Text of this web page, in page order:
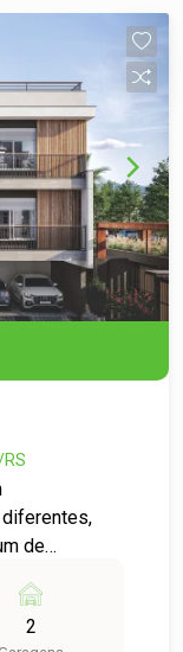
de
viver de
Aconchego
2